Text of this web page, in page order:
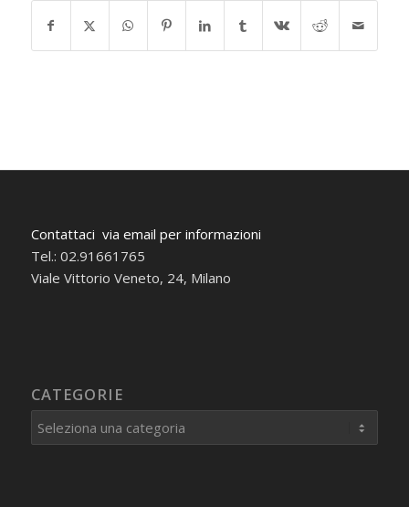
Contattaci via email per informazioni
Tel.: 02.91661765
Viale Vittorio Veneto, 24, Milano
CATEGORIE
Categorie